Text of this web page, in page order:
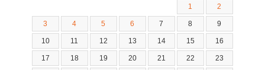
1 2
3 4 5 6 7 8 9
10 11 12 13 14 15 16
17 18 19 20 21 22 23